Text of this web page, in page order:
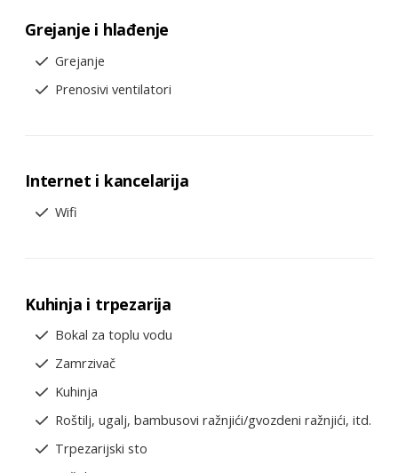
Grejanje i hlađenje
Grejanje
Prenosivi ventilatori
Internet i kancelarija
Wifi
Kuhinja i trpezarija
Bokal za toplu vodu
Zamrzivač
Kuhinja
Roštilj, ugalj, bambusovi ražnjići/gvozdeni ražnjići, itd.
Trpezarijski sto